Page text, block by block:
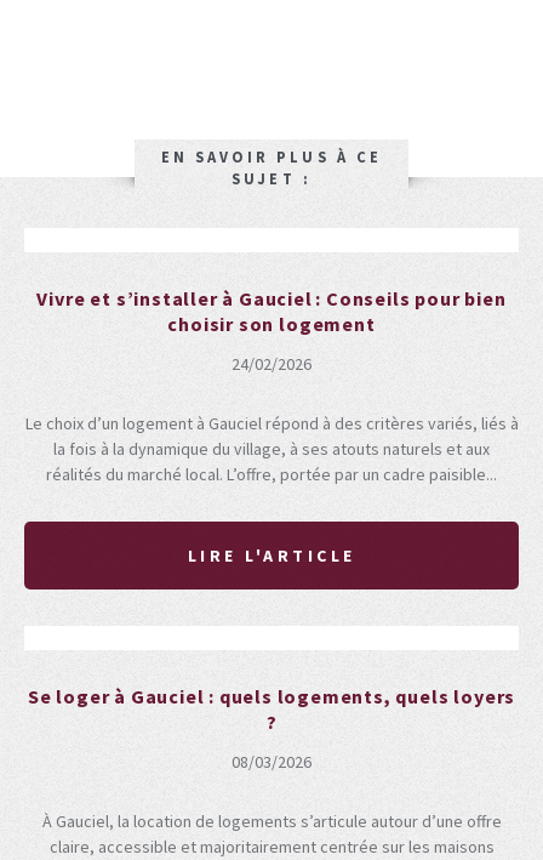
EN SAVOIR PLUS À CE
SUJET :
Vivre et s’installer à Gauciel : Conseils pour bien
choisir son logement
24/02/2026
Le choix d’un logement à Gauciel répond à des critères variés, liés à
la fois à la dynamique du village, à ses atouts naturels et aux
réalités du marché local. L’offre, portée par un cadre paisible...
LIRE L'ARTICLE
Se loger à Gauciel : quels logements, quels loyers
?
08/03/2026
À Gauciel, la location de logements s’articule autour d’une offre
claire, accessible et majoritairement centrée sur les maisons